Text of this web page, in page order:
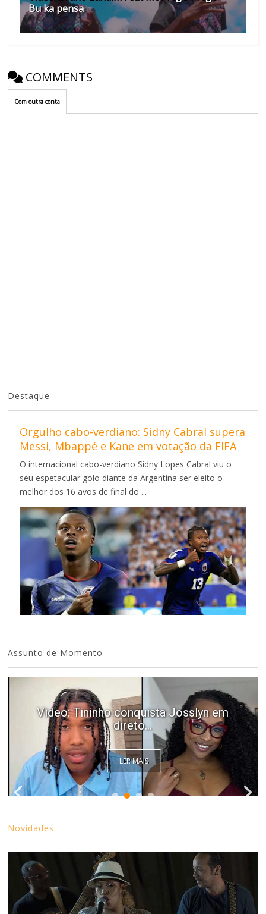
Bu ka pensa
COMMENTS
Com outra conta
Destaque
Orgulho cabo-verdiano: Sidny Cabral supera
Messi, Mbappé e Kane em votação da FIFA
O internacional cabo-verdiano Sidny Lopes Cabral viu o
seu espetacular golo diante da Argentina ser eleito o
melhor dos 16 avos de final do ...
Assunto de Momento
"Com 16 anos fui para cama com o
Presidente "
LER MAIS
Novidades